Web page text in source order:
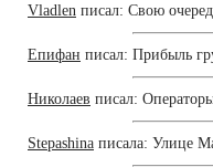
Vladlen писал: Свою
Епифан писал: Прибыль
Николаев писал:
Stepashina писала: Улице